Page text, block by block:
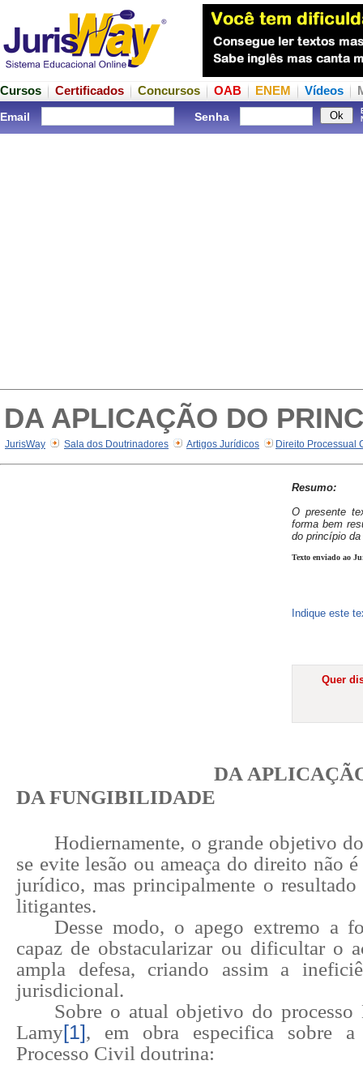
Cursos Certificados Concursos OAB ENEM Vídeos
Email Senha
DA APLICAÇÃO DO
JurisWay Sala dos Doutrinadores Artigos Jurídicos Direito Processual
Resumo:
O presente
forma bem
do princípio
Texto enviado ao
Indique este
Quer
DA APLICAÇÃO DO
DA FUNGIBILIDADE
Hodiernamente, o grande objetivo
se evite lesão ou ameaça do direito não
jurídico, mas principalmente o
litigantes.
Desse modo, o apego extremo a
capaz de obstacularizar ou dificultar o
ampla defesa, criando assim a
jurisdicional.
Sobre o atual objetivo do processo
Lamy[1], em obra especifica sobre
Processo Civil doutrina: